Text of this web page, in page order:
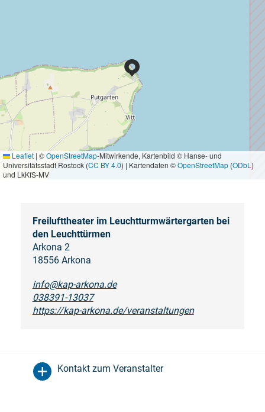
Leaflet | ©OpenStreetMap-Mitwirkende, Kartenbild © Hanse- und
Universitätsstadt Rostock (CC BY 4.0) | Kartendaten ©OpenStreetMap (ODbL )
und LkKfS-MV
Freilufttheater im Leuchtturmwärtergarten bei
den Leuchttürmen
Arkona 2
18556 Arkona
info@kap-arkona.de
038391-13037
https://kap-arkona.de/veranstaltungen
Kontakt zum Veranstalter